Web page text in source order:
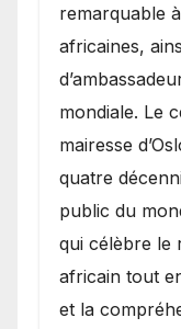
remarquable
africaines,
mondiale. Le
mairesse
quatre
public du
qui célèbre le
africain tout
et la